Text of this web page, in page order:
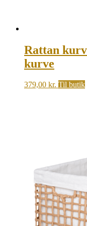
Rattan
kurve
379,00 kr. Til butik